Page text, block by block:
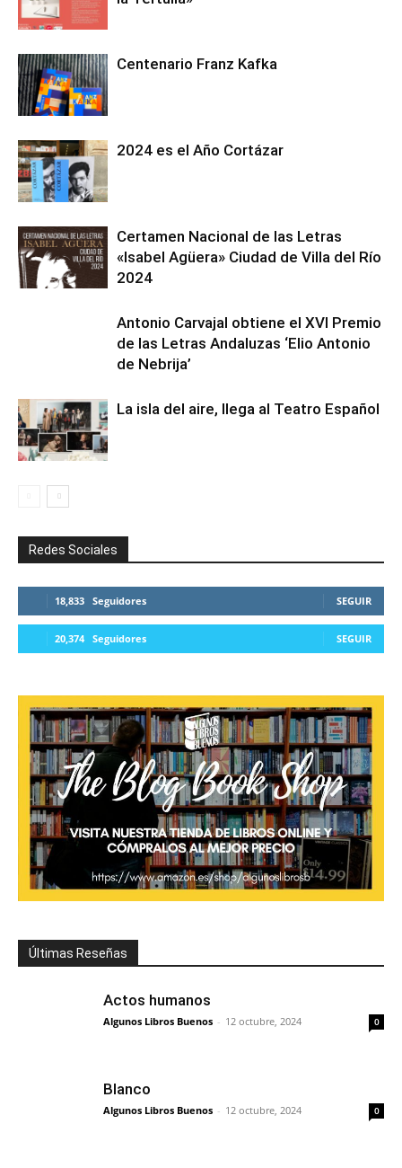
Centenario Franz Kafka
2024 es el Año Cortázar
Certamen Nacional de las Letras
«Isabel Agüera» Ciudad de Villa del Río
2024
Antonio Carvajal obtiene el XVI Premio
de las Letras Andaluzas ‘Elio Antonio
de Nebrija’
La isla del aire, llega al Teatro Español
Redes Sociales
18,833 Seguidores SEGUIR
20,374 Seguidores SEGUIR
Últimas Reseñas
Actos humanos
Algunos Libros Buenos - 12 octubre, 2024 0
Blanco
Algunos Libros Buenos - 12 octubre, 2024 0